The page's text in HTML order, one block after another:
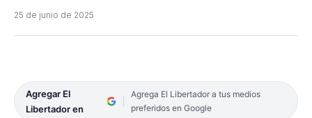
25 de junio de 2025
Agregar El
Libertador en
Agrega El Libertador a tus medios
preferidos en Google